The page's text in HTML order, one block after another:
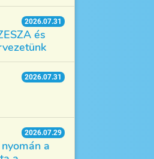
2026.07.31
és
2026.07.31
2026.07.29
a